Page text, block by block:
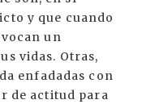
y que cuando
un
vidas. Otras,
enfadadas con
de actitud para